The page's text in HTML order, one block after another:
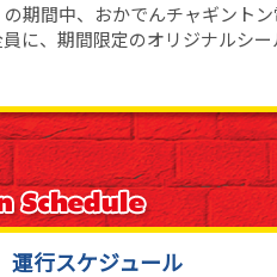
期間中、おかでんチャギント
に、期間限定のオリジナルシ
運行スケジュール